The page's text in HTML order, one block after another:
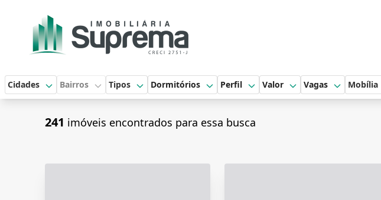
Cidades Bairros Tipos Dormitórios Perfil Valor Vagas Mobília
241 imóveis encontrados para essa busca